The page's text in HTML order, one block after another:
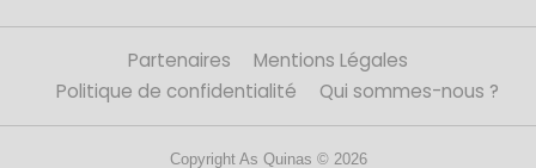
Partenaires
Mentions Légales
Politique de confidentialité
Qui sommes-nous ?
Copyright As Quinas © 2026